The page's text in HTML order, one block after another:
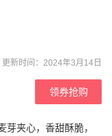
更新时间：2024年3月14日
领券抢购
夹心，香甜酥脆，